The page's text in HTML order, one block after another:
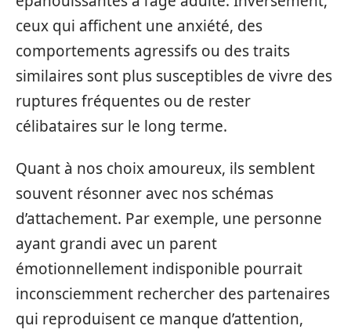
ceux qui affichent une anxiété, des
comportements agressifs ou des traits
similaires sont plus susceptibles de vivre des
ruptures fréquentes ou de rester
célibataires sur le long terme.
Quant à nos choix amoureux, ils semblent
souvent résonner avec nos schémas
d’attachement. Par exemple, une personne
ayant grandi avec un parent
émotionnellement indisponible pourrait
inconsciemment rechercher des partenaires
qui reproduisent ce manque d’attention,